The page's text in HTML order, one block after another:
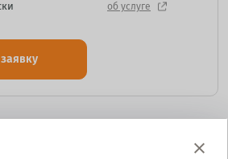
об услуге